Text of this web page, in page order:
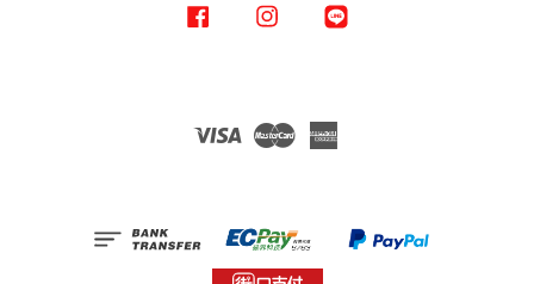
Facebook Instagram
Visa Master